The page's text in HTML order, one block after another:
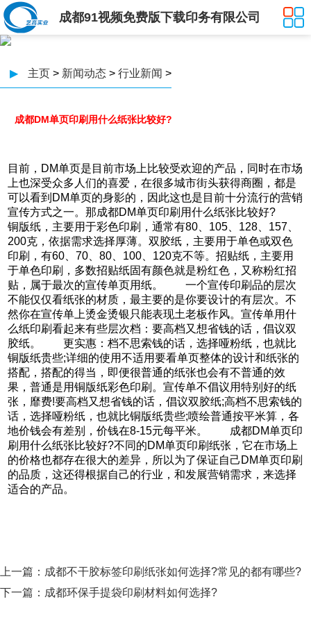
成都91视频免费版下载印务有限公司
▶ 主页 > 新闻动态 > 行业新闻 >
成都DM单页印刷用什么纸张比较好?
目前，DM单页是目前市场上比较受欢迎的产品，同时在市场
上也深受众多人们的喜爱，在很多城市街头获得商圈，都是
可以看到DM单页的身影的，因此这也是目前十分流行的营销
宣传方式之一。那成都DM单页印刷用什么纸张比较好?
铜版纸，主要用于彩色印刷，通常有80、105、128、157、
200克，依据需求选择厚薄。双胶纸，主要用于单色或双色
印刷，有60、70、80、100、120克不等。招贴纸，主要用
于单色印刷，多数招贴纸固有颜色就是粉红色，又称粉红招
贴，属于最次的宣传单页用纸。 一个宣传印刷品的层次
不能仅仅看纸张的材质，最主要的是你要设计的有层次。不
然你在宣传单上烫金烫银只能表现土老板作风。宣传单用什
么纸印刷看起来有些层次档：要高档又想省钱的话，倡议双
胶纸。 更实惠：档不思索钱的话，选择哑粉纸，也就比
铜版纸贵些;详细的使用不适用要看单页整体的设计和纸张的
搭配，搭配的得当，即便很普通的纸张也会有不普通的效
果，普通是用铜版纸彩色印刷。宣传单不倡议用特别好的纸
张，靡费!要高档又想省钱的话，倡议双胶纸;高档不思索钱的
话，选择哑粉纸，也就比铜版纸贵些;喷绘普通按平米算，各
地价钱会有差别，价钱在8-15元每平米。 成都DM单页印
刷用什么纸张比较好?不同的DM单页印刷纸张，它在市场上
的价格也都存在很大的差异，所以为了保证自己DM单页印刷
的品质，这还得根据自己的行业，和发展营销需求，来选择
适合的产品。
上一篇： 成都不干胶标签印刷纸张如何选择?常见的都有哪些?
下一篇： 成都环保手提袋印刷材料如何选择?